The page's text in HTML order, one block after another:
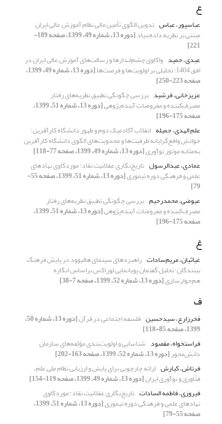
ع
عباسپور، عباس تدوین الگوی تأمین مالی نظام آموزش عالی ایران
مبتنی بر نظریه داده‌بنیاد [دوره 13، شماره 49، 1399، صفحه 189-
221]
عبدی، حمید واکاوی چشم‌انداز‌ها و رسالت‌های آموزش عالی ایران در
افق 1404؛ تحلیلی بر اولویت‌ها و فرصت‌ها [دوره 13، شماره 49، 1399،
صفحه 223-250]
عزیزخانی، فرشید بررسی چگونگی تطبیق نظریه‌های رفتار
مصرف‌کننده و مفروضات آینده‌پژوهی [دوره 13، شماره 51، 1399،
صفحه 175-196]
علم الهدی، جمیله انقلاب آکادمیک دوم و ظهور دانشگاه کارآفرین؛
خوانش واقع‌گرایانه ظرفیت‌ها و محدویت‌های الگوی دانشگاه کارآفرین
به‌مثابه موتور نوآوری[دوره 13، شماره 49، 1399، صفحه 77-118]
عمادی، عبدالرسول تاریخ‌نگاری عقلانیت نقاد: موردکاوی نهاد‌های
علمی و فرهنگی دوره تیموری [دوره 13، شماره 51، 1399، صفحه 55-
79]
عیوضی، محمدرحیم بررسی چگونگی تطبیق نظریه‌های رفتار
مصرف‌کننده و مفروضات آینده‌پژوهی [دوره 13، شماره 51، 1399،
صفحه 175-196]
غ
غیاثیان، مریم‌سادات راهبرد‌های سینمای هالیوود در پایش فرهنگ
بینندگان؛ تحلیل‌ گفتمان پویانمایی لوراکس براساس انگاره
هم‌جوارسازی[دوره 13، شماره 52، 1399، صفحه 7-38]
ف
فخرزارع، سیدحسین فلسفه اجتماعی در قرآن [دوره 13، شماره 50،
1399، صفحه 85-118]
فراستخواه، مقصود شناسایی و اولویت‌بندی مؤلفه‌های سازمان
دانش‌محور[دوره 13، شماره 52، 1399، صفحه 163-202]
فرتاش، کیارش ارائه چارچوبی برای پایش و ارزیابی نظام ملی علم،
فنّاوری و نوآوری ایران[دوره 13، شماره 49، 1399، صفحه 119-154]
فیروزی، فاطمه السادات تاریخ‌نگاری عقلانیت نقاد: موردکاوی
نهاد‌های علمی و فرهنگی دوره تیموری [دوره 13، شماره 51، 1399،
صفحه 55-79]